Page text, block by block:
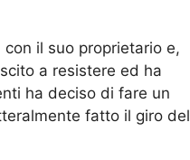
il suo proprietario e,
a resistere ed ha
ha deciso di fare un
fatto il giro del